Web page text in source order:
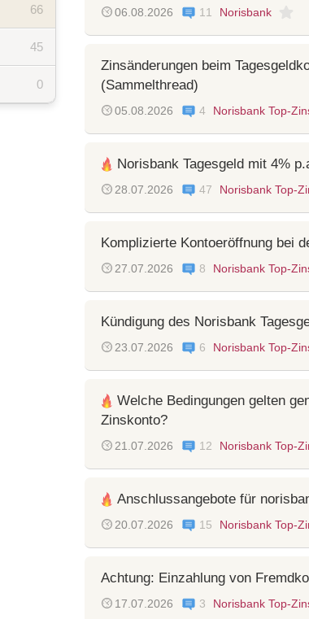
66
45
0
06.08.2026 11 Norisbank
Zinsänderungen beim
(Sammelthread)
05.08.2026 4 Norisbank Top-
Norisbank Tagesgeld mit 4%
28.07.2026 47 Norisbank Top-
Komplizierte Kontoeröffnung bei
27.07.2026 8 Norisbank Top-
Kündigung des Norisbank
23.07.2026 6 Norisbank Top-
Welche Bedingungen gelten
Zinskonto?
21.07.2026 12 Norisbank Top-
Anschlussangebote für
20.07.2026 15 Norisbank Top-
Achtung: Einzahlung von
17.07.2026 3 Norisbank Top-